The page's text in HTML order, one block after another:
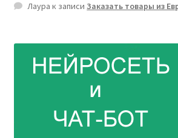
Лаура к записиЗаказать товары из